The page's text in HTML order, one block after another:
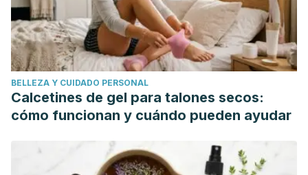
BELLEZA Y CUIDADO PERSONAL
Calcetines de gel para talones secos:
cómo funcionan y cuándo pueden ayudar